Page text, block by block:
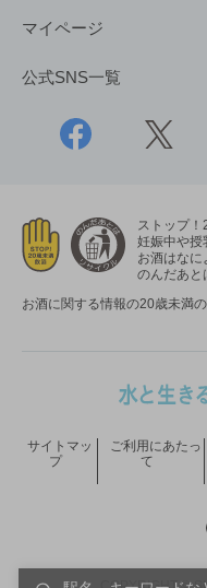
マイページ
公式SNS一覧
ストップ！
妊娠中や授
お酒はなに
のんだあと
お酒に関する情報の20歳未満
サイトマッ
プ
ご利用にあたっ
て